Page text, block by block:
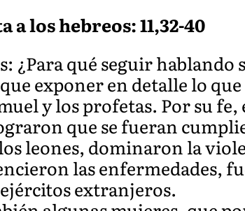
a los hebreos: 11,32-40
¿Para qué seguir
exponer en detalle lo
y los profetas. Por su
que se fueran
leones, dominaron la
las enfermedades,
extranjeros.